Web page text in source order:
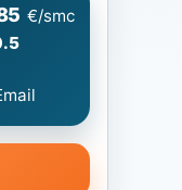
€/smc